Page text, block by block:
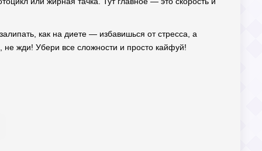
как на диете — избавишься от стресса, а
не жди! Убери все сложности и просто кайфуй!